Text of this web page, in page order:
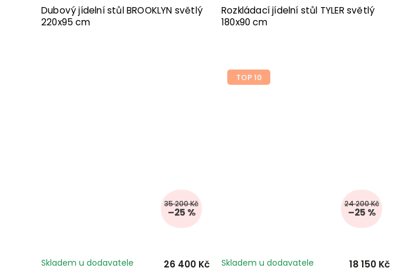
Dubový jídelní stůl BROOKLYN světlý
220x95 cm
Rozkládací jídelní stůl TYLER světlý
180x90 cm
35 200 Kč
–25 %
Skladem u dodavatele 26 400 Kč
TOP 10
24 200 Kč
–25 %
Skladem u dodavatele 18 150 Kč